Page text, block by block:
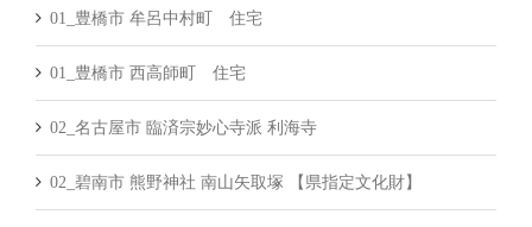
01_豊橋市 牟呂中村町 住宅
01_豊橋市 西高師町 住宅
02_名古屋市 臨済宗妙心寺派 利海寺
02_碧南市 熊野神社 南山矢取塚 【県指定文化財】